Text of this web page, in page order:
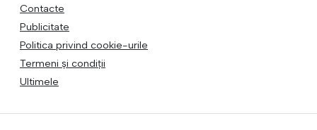
Contacte
Publicitate
Politica privind cookie-urile
Termeni și condiții
Ultimele